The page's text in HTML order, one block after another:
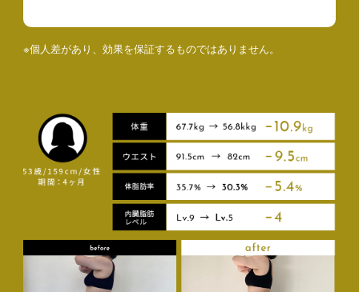
※個人差があり、効果を保証するものではありません。